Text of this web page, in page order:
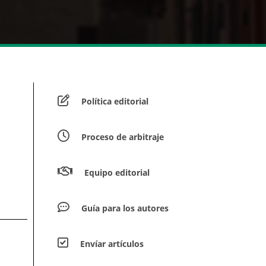
Política editorial
Proceso de arbitraje
Equipo editorial
Guía para los autores
Envíar artículos